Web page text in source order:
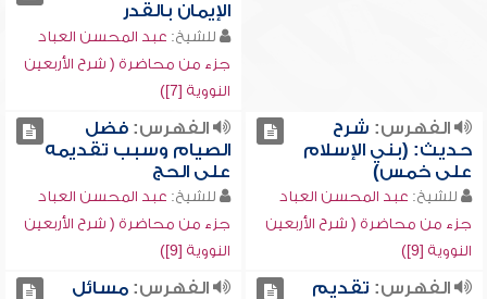
الإيمان بالقدر
للشيخ: عبد المحسن العباد
جزء من محاضرة ( شرح الأربعين
النووية [7])
الفهرس: شرح
حديث: (بني الإسلام
على خمس)
للشيخ: عبد المحسن العباد
جزء من محاضرة ( شرح الأربعين
النووية [9])
الفهرس:فضل
الصيام وسبب تقديمه
على الحج
للشيخ: عبد المحسن العباد
جزء من محاضرة ( شرح الأربعين
النووية [9])
الفهرس: تقديم
الفهرس:مسائل